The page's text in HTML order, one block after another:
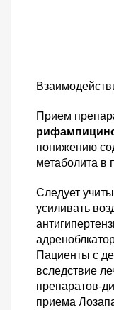
Прием
понижению
метаболита в
Следует
усиливать
Пациенты с
вследствие
препаратов-
приема